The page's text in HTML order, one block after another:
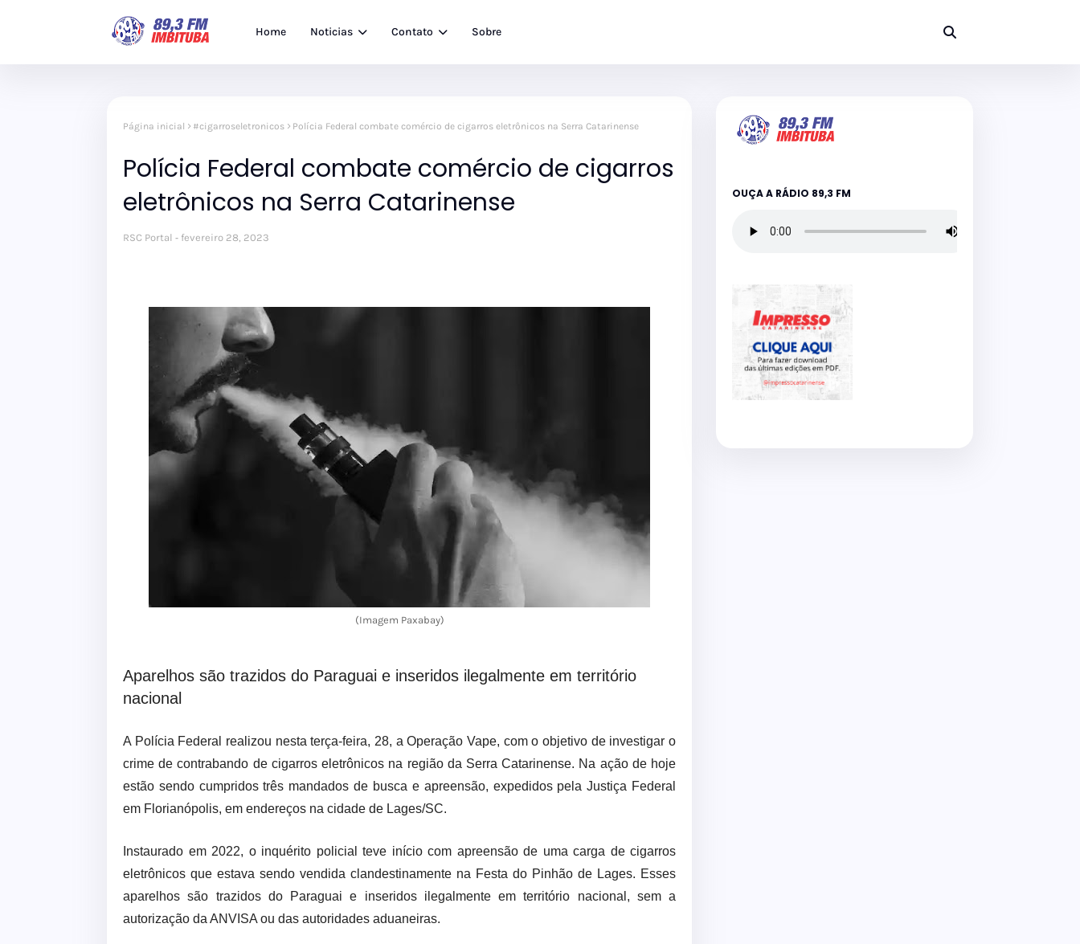
Home Noticias Contato Sobre
Página inicial #cigarroseletronicos Polícia Federal combate comércio de cigarros eletrônicos na Serra Catarinense
Polícia Federal combate comércio de cigarros
eletrônicos na Serra Catarinense
RSC Portal fevereiro 28, 2023
(Imagem Paxabay)
Aparelhos são trazidos do Paraguai e inseridos ilegalmente em território
nacional
A Polícia Federal realizou nesta terça-feira, 28, a Operação Vape, com o objetivo de investigar o
crime de contrabando de cigarros eletrônicos na região da Serra Catarinense. Na ação de hoje
estão sendo cumpridos três mandados de busca e apreensão, expedidos pela Justiça Federal
em Florianópolis, em endereços na cidade de Lages/SC.
Instaurado em 2022, o inquérito policial teve início com apreensão de uma carga de cigarros
eletrônicos que estava sendo vendida clandestinamente na Festa do Pinhão de Lages. Esses
aparelhos são trazidos do Paraguai e inseridos ilegalmente em território nacional, sem a
autorização da ANVISA ou das autoridades aduaneiras.
OUÇA A RÁDIO 89,3 FM